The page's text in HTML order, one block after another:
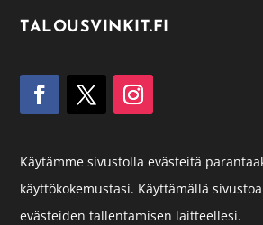
TALOUSVINKIT.FI
Käytämme sivustolla evästeitä
käyttökokemustasi. Käyttämällä
evästeiden tallentamisen laitteellesi.